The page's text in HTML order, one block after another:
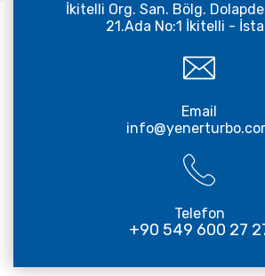
İkitelli Org. San. Bölg.
21.Ada No:1 İkitelli -
Email
Telefon
+90 549 600 27